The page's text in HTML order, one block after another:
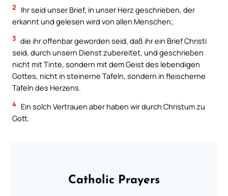
2
Ihr seid unser Brief, in unser Herz geschrieben, der
erkannt und gelesen wird von allen Menschen;
3 die ihr offenbar geworden seid, daß ihr ein Brief Christi
seid, durch unsern Dienst zubereitet, und geschrieben
nicht mit Tinte, sondern mit dem Geist des lebendigen
Gottes, nicht in steinerne Tafeln, sondern in fleischerne
Tafeln des Herzens.
4 Ein solch Vertrauen aber haben wir durch Christum zu
Gott.
Catholic Prayers